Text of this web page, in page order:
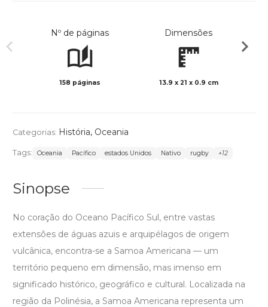
Nº de páginas
158 páginas
Dimensões
13.9 x 21 x 0.9 cm
Categorias: História, Oceania
Tags: Oceania Pacífico estados Unidos Nativo rugby +12
Sinopse
No coração do Oceano Pacífico Sul, entre vastas
extensões de águas azuis e arquipélagos de origem
vulcânica, encontra-se a Samoa Americana — um
território pequeno em dimensão, mas imenso em
significado histórico, geográfico e cultural. Localizada na
região da Polinésia, a Samoa Americana representa um